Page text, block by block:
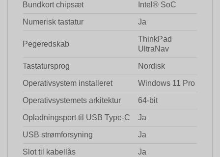
Bundkort chipsæt Intel® SoC
Numerisk tastatur Ja
Pegeredskab
ThinkPad
UltraNav
Tastatursprog Nordisk
Operativsystem installeret Windows 11 Pro
Operativsystemets arkitektur 64-bit
Opladningsport til USB Type-C Ja
USB strømforsyning Ja
Slot til kabellås Ja